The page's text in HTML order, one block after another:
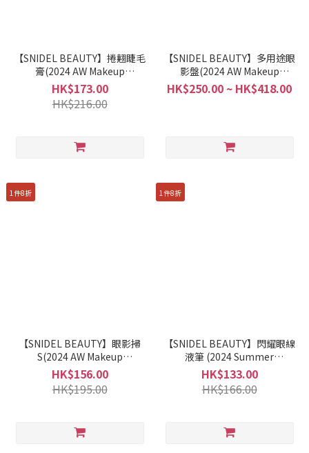
【SNIDEL BEAUTY】捲翹睫毛
膏(2024 AW Makeup
Collection 1st)
HK$173.00
HK$216.00
【SNIDEL BEAUTY】多用途眼
影盤(2024 AW Makeup
Collection 1st)
HK$250.00 ~ HK$418.00
1件8折
【SNIDEL BEAUTY】眼影掃
S(2024 AW Makeup
Collection 1st)
HK$156.00
HK$195.00
1件8折
【SNIDEL BEAUTY】閃耀眼線
液筆 (2024 Summer
Collection 2nd)
HK$133.00
HK$166.00